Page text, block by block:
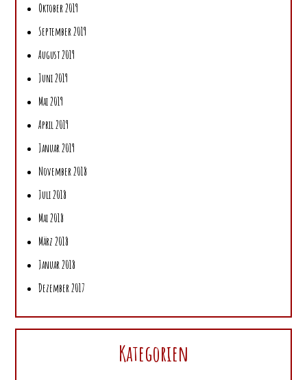
Oktober 2019
September 2019
August 2019
Juni 2019
Mai 2019
April 2019
Januar 2019
November 2018
Juli 2018
Mai 2018
März 2018
Januar 2018
Dezember 2017
Kategorien